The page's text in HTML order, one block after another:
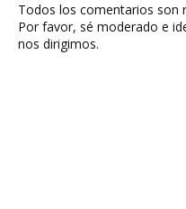
Todos los comentarios son
Por favor, sé moderado e
nos dirigimos.